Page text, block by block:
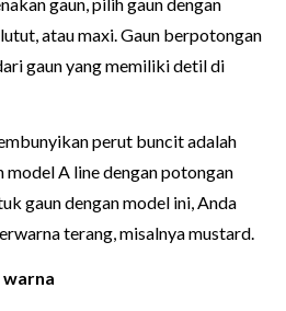
gaun, pilih gaun dengan
atau maxi. Gaun berpotongan
gaun yang memiliki detil di
perut buncit adalah
model A line dengan potongan
gaun dengan model ini, Anda
terang, misalnya mustard.
warna